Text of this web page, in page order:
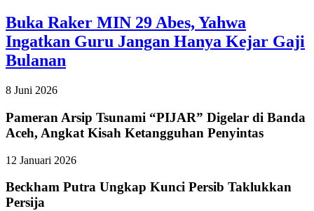
Buka Raker MIN 29 Abes, Yahwa
Ingatkan Guru Jangan Hanya Kejar Gaji
Bulanan
8 Juni 2026
Pameran Arsip Tsunami “PIJAR” Digelar di Banda
Aceh, Angkat Kisah Ketangguhan Penyintas
12 Januari 2026
Beckham Putra Ungkap Kunci Persib Taklukkan
Persija